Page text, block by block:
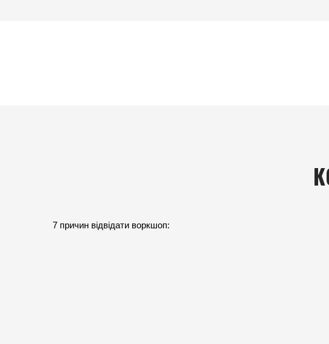
7 причин відвідати воркшоп: